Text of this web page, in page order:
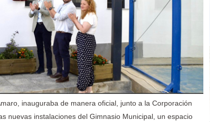
inauguraba de manera oficial, junto a la Corporación
nuevas instalaciones del Gimnasio Municipal, un espacio